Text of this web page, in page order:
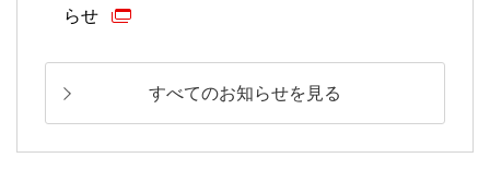
らせ
すべてのお知らせを見る